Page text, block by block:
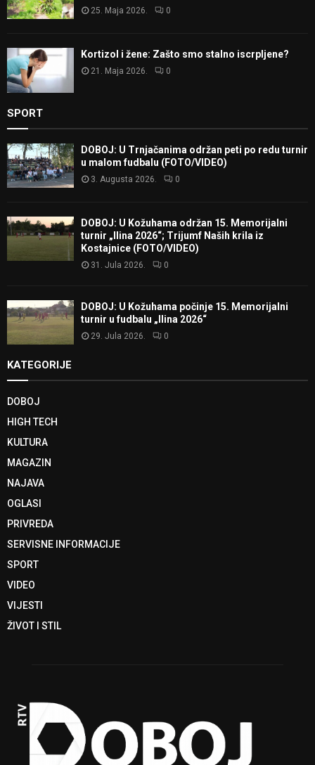
25. Maja 2026. 0
Kortizol i žene: Zašto smo stalno iscrpljene?
21. Maja 2026. 0
SPORT
DOBOJ: U Trnjačanima održan peti po redu turnir
u malom fudbalu (FOTO/VIDEO)
3. Augusta 2026. 0
DOBOJ: U Kožuhama održan 15. Memorijalni
turnir „Ilina 2026“; Trijumf Naših krila iz
Kostajnice (FOTO/VIDEO)
31. Jula 2026. 0
DOBOJ: U Kožuhama počinje 15. Memorijalni
turnir u fudbalu „Ilina 2026“
29. Jula 2026. 0
KATEGORIJE
DOBOJ
HIGH TECH
KULTURA
MAGAZIN
NAJAVA
OGLASI
PRIVREDA
SERVISNE INFORMACIJE
SPORT
VIDEO
VIJESTI
ŽIVOT I STIL